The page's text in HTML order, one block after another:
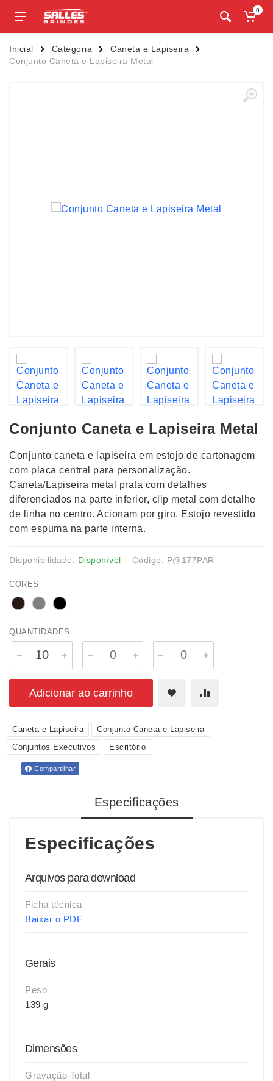
0
Inicial Categoria
Caneta e Lapiseira
Conjunto Caneta e Lapiseira Metal
Conjunto Caneta e Lapiseira Metal
Conjunto caneta e lapiseira em estojo de cartonagem
com placa central para personalização.
Caneta/Lapiseira metal prata com detalhes
diferenciados na parte inferior, clip metal com detalhe
de linha no centro. Acionam por giro. Estojo revestido
com espuma na parte interna.
Disponibilidade: Disponível Código: P@177PAR
CORES
QUANTIDADES
Adicionar ao carrinho
Caneta e Lapiseira
Conjunto Caneta e Lapiseira
Conjuntos Executivos
Escritório
Compartilhar
Especificações
Especificações
Arquivos para download
Ficha técnica
Baixar o PDF
Gerais
Peso
139 g
Dimensões
Gravação Total